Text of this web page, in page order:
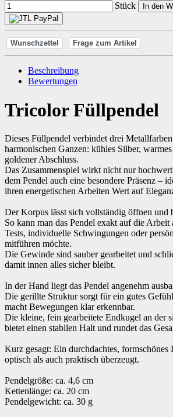
Stück In den
Wunschzettel Frage zum Artikel
Beschreibung
Bewertungen
Tricolor Füllpendel
Dieses Füllpendel verbindet drei
harmonischen Ganzen: kühles Silber,
goldener Abschluss.
Das Zusammenspiel wirkt nicht nur
dem Pendel auch eine besondere Präsenz –
ihren energetischen Arbeiten Wert auf
Der Korpus lässt sich vollständig öffnen und
So kann man das Pendel exakt auf die Arbeit
Tests, individuelle Schwingungen oder
mitführen möchte.
Die Gewinde sind sauber gearbeitet und
damit innen alles sicher bleibt.
In der Hand liegt das Pendel angenehm
Die gerillte Struktur sorgt für ein gutes
macht Bewegungen klar erkennbar.
Die kleine, fein gearbeitete Endkugel an der
bietet einen stabilen Halt und rundet das
Kurz gesagt: Ein durchdachtes, formschönes
optisch als auch praktisch überzeugt.
Pendelgröße: ca. 4,6 cm
Kettenlänge: ca. 20 cm
Pendelgewicht: ca. 30 g